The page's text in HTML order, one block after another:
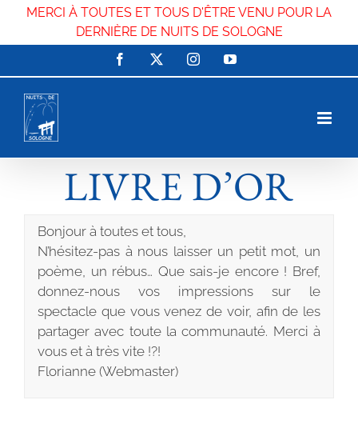
MERCI À TOUTES ET TOUS D'ÊTRE VENU POUR LA
DERNIÈRE DE NUITS DE SOLOGNE
au
contenu
Facebook InstagramYouTube
LIVRE D’OR
Bonjour à toutes et tous,
N’hésitez-pas à nous laisser un petit mot, un
poème, un rébus… Que sais-je encore ! Bref,
donnez-nous vos impressions sur le
spectacle que vous venez de voir, afin de les
partager avec toute la communauté. Merci à
vous et à très vite !?!
Florianne (Webmaster)